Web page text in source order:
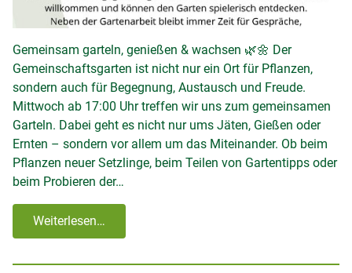
Gemeinsam garteln, genießen & wachsen 🌿🌼 Der
Gemeinschaftsgarten ist nicht nur ein Ort für Pflanzen,
sondern auch für Begegnung, Austausch und Freude.
Mittwoch ab 17:00 Uhr treffen wir uns zum gemeinsamen
Garteln. Dabei geht es nicht nur ums Jäten, Gießen oder
Ernten – sondern vor allem um das Miteinander. Ob beim
Pflanzen neuer Setzlinge, beim Teilen von Gartentipps oder
beim Probieren der…
Weiterlesen…